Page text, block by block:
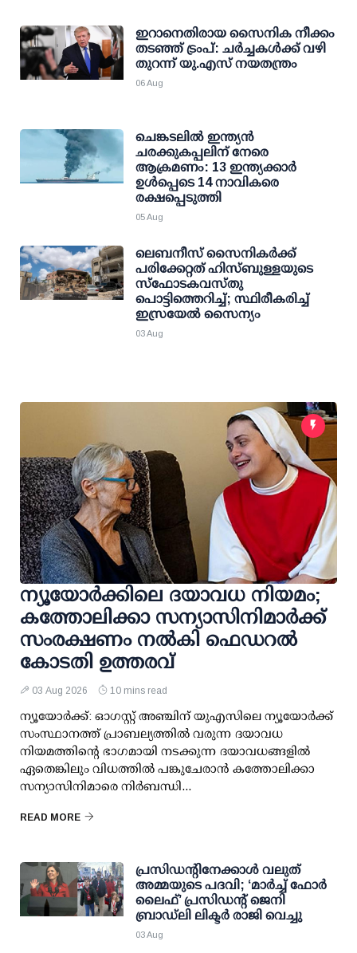
ഇറാനെതിരായ സൈനിക നീക്കം
തടഞ്ഞ് ട്രംപ്: ചര്‍ച്ചകള്‍ക്ക് വഴി
തുറന്ന് യു.എസ് നയതന്ത്രം
06 Aug
ചെങ്കടലില്‍ ഇന്ത്യന്‍
ചരക്കുകപ്പലിന് നേരെ
ആക്രമണം: 13 ഇന്ത്യക്കാര്‍
ഉള്‍പ്പെടെ 14 നാവികരെ
രക്ഷപ്പെടുത്തി
05 Aug
ലെബനീസ് സൈനികർക്ക്
പരിക്കേറ്റത് ഹിസ്ബുള്ളയുടെ
സ്‌ഫോടകവസ്തു
പൊട്ടിത്തെറിച്ച്; സ്ഥിരീകരിച്ച്
ഇസ്രയേൽ സൈന്യം
03 Aug
ന്യൂയോർക്കിലെ ദയാവധ നിയമം;
കത്തോലിക്കാ സന്യാസിനിമാർക്ക്
സംരക്ഷണം നൽകി ഫെഡറല്‍
കോടതി ഉത്തരവ്
03 Aug 2026 10 mins read
ന്യൂയോർക്ക്: ഓഗസ്റ്റ് അഞ്ചിന് യുഎസിലെ ന്യൂയോർക്ക്
സംസ്ഥാനത്ത് പ്രാബല്യത്തിൽ വരുന്ന ദയാവധ
നിയമത്തിന്റെ ഭാഗമായി നടക്കുന്ന ദയാവധങ്ങളിൽ
ഏതെങ്കിലും വിധത്തിൽ പങ്കുചേരാൻ കത്തോലിക്കാ
സന്യാസിനിമാരെ നിർബന്ധി...
READ MORE
പ്രസിഡന്റിനേക്കാള്‍ വലുത്
അമ്മയുടെ പദവി; ‘മാര്‍ച്ച് ഫോര്‍
ലൈഫ്’ പ്രസിഡന്റ് ജെനി
ബ്രാഡ്ലി ലിക്ടര്‍ രാജി വെച്ചു
03 Aug